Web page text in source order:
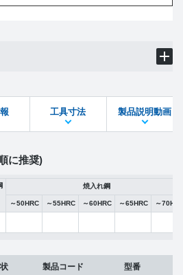
DXFファイル
工具寸法 製品説明動画
に推奨)
焼入れ鋼
～50HRC ～55HRC ～60HRC ～65HRC ～
製品コード 型番